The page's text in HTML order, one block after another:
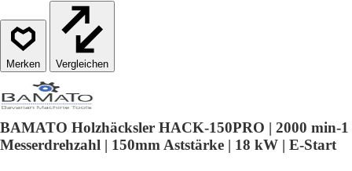
Vergleichen
BAMATO Holzhäcksler HACK-150PRO | 2000 min-1
Messerdrehzahl | 150mm Aststärke | 18 kW | E-Start